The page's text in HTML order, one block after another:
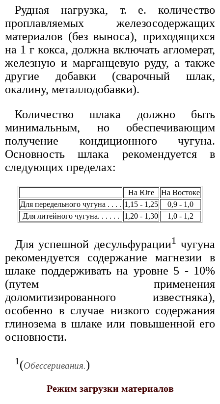
Рудная нагрузка, т. е. количество
проплавляемых железосодержащих
материалов (без выноса), приходящихся
на 1 г кокса, должна включать агломерат,
железную и марганцевую руду, а также
другие добавки (сварочный шлак,
окалину, металлодобавки).
Количество шлака должно быть
минимальным, но обеспечивающим
получение кондиционного чугуна.
Основность шлака рекомендуется в
следующих пределах:
На Юге
На Востоке
Для передельного чугуна . . . . 1,15 - 1,25
0,9 - 1,0
Для литейного чугуна. . . . . .
1,20 - 1,30 1,0 - 1,2
Для успешной десульфурации1 чугуна
рекомендуется содержание магнезии в
шлаке поддерживать на уровне 5 - 10%
(путем применения
доломитизированного известняка),
особенно в случае низкого содержания
глинозема в шлаке или повышенной его
основности.
1(Обессеривания.)
Режим загрузки материалов